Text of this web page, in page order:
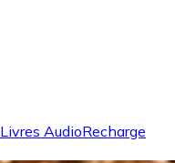
Livres AudioRecharge